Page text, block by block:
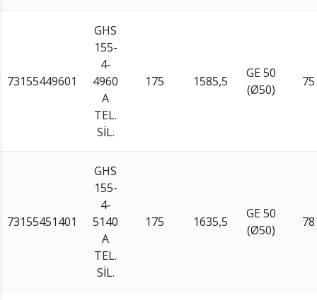
73155449601
GHS
155-
4-
4960
A
TEL.
SİL.
175 1585,5
GE 50
(Ø50)
75
73155451401
GHS
155-
4-
5140
A
TEL.
SİL.
175 1635,5
GE 50
(Ø50)
78